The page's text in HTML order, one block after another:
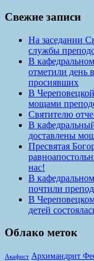
Свежие записи
На заседании
службы
В
отметили день
просиявших
В
мощами
Святителю
В
доставлены
Пресвятая
нас!
В
почтили
В
детей
Облако меток
Акафист Архимандрит